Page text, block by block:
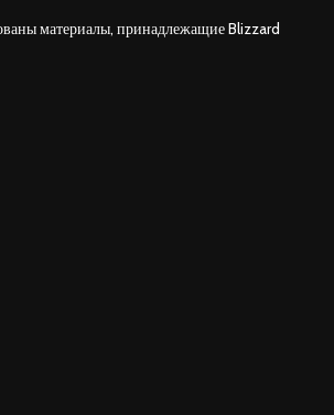
материалы, принадлежащие Blizzard